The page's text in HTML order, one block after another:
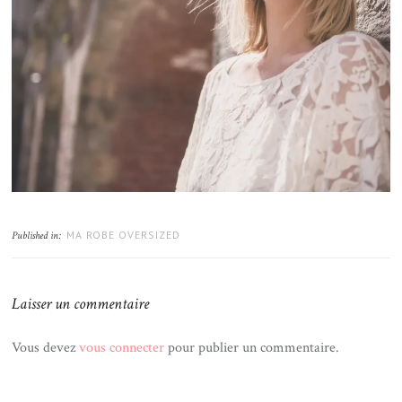
Published in: MA ROBE OVERSIZED
Laisser un commentaire
Vous devezvous connecterpour publier un commentaire.